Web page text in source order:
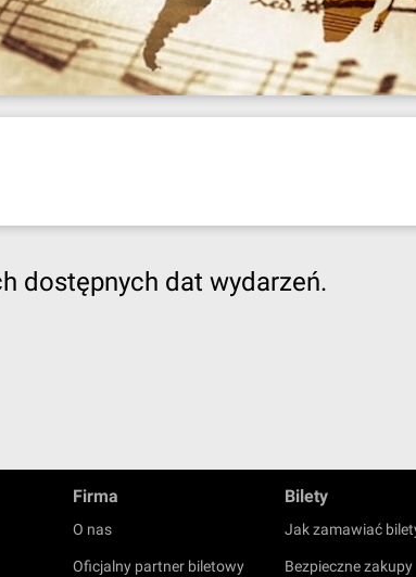
dostępnych dat wydarzeń.
Firma
O nas
Oficjalny partner biletowy
Bilety
Jak zamawiać
Bezpieczne zakupy